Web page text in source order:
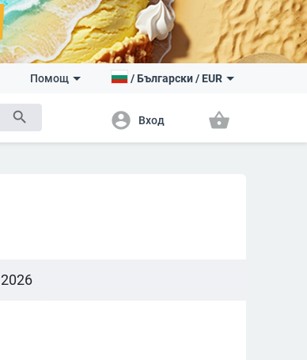
search
Помощ /Български/ EUR
account_circle Вход shopping_basket
2026